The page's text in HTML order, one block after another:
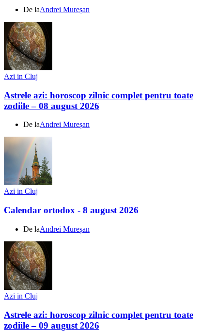
De laAndrei Mureșan
Azi in Cluj
Astrele azi: horoscop zilnic complet pentru toate
zodiile – 08 august 2026
De laAndrei Mureșan
Azi in Cluj
Calendar ortodox - 8 august 2026
De laAndrei Mureșan
Azi in Cluj
Astrele azi: horoscop zilnic complet pentru toate
zodiile – 09 august 2026